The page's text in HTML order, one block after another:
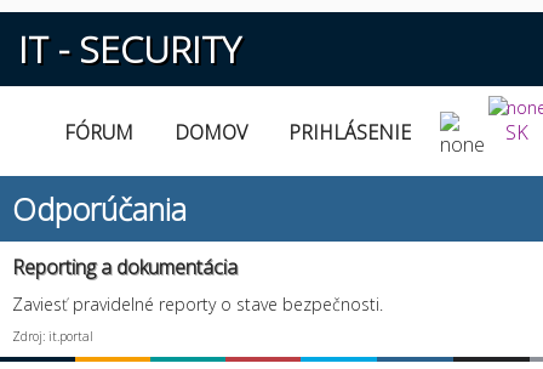
IT - SECURITY
FÓRUM DOMOV PRIHLÁSENIE SK
Odporúčania
Reporting a dokumentácia
Zaviesť pravidelné reporty o stave bezpečnosti.
Zdroj: it.portal